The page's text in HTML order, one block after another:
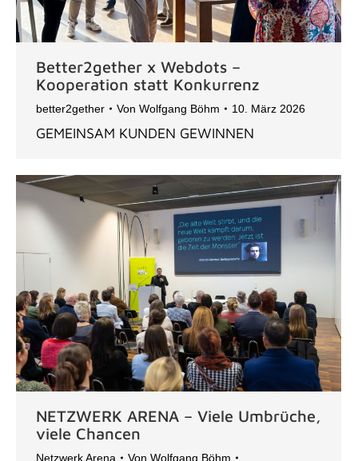
Better2gether x Webdots –
Kooperation statt Konkurrenz
better2gether Von Wolfgang Böhm 10. März 2026
GEMEINSAM KUNDEN GEWINNEN
NETZWERK ARENA – Viele Umbrüche,
viele Chancen
Netzwerk Arena Von Wolfgang Böhm